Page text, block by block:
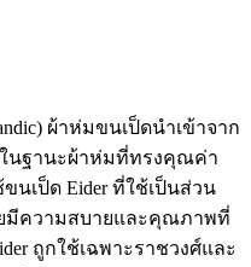
ผ้าห่มขนเป็ดนำเข้าจาก
นฐานะผ้าห่มที่ทรงคุณค่า
นเป็ด Eider ที่ใช้เป็นส่วน
มีความสบายและคุณภาพที่
ถูกใช้เฉพาะราชวงศ์และ